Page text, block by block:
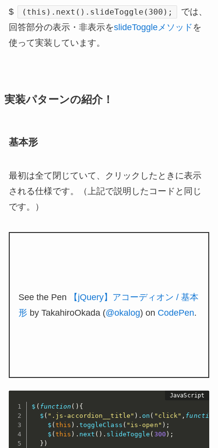
$ (this).next().slideToggle(300);
では、
回答部分の表示・非表示をslideToggleメソッド を
使って実装しています。
実装パターンの紹介！
基本形
最初は全て閉じていて、クリックしたときに表示
される仕様です。（上記で説明したコードと同じ
です。）
See the Pen
【jQuery】アコーディオン / 基本
形 by TakahiroOkada (@okalog) on CodePen.
$ ( function ( ) {
$ ( ".js-accordion__title" ) . on ( "click" , function
$ (this ) . toggleClass ( "is-open" ) ;
$ (this ) . next ( ) . slideToggle ( 300 ) ;
} )